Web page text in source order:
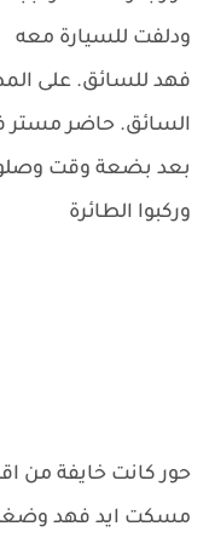
ودلفت للسيارة معه
فهد للسائق. على
السائق. حاضر مستر
بعد بضعة وقت
وركبوا الطائرة
حور كانت خايفة من
مسكت ايد فهد